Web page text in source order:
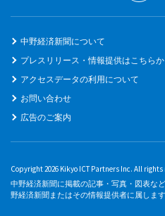
中野経済新聞について
プレスリリース・情報提供はこちらか
アクセスデータの利用について
お問い合わせ
広告のご案内
Copyright 2026 Kikyo ICT Partners Inc. All rights
中野経済新聞に掲載の記事・写真・図表な
野経済新聞またはその情報提供者に属します